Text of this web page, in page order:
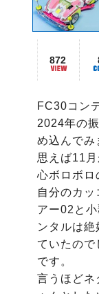
872
FC30コン
2024年の
め込んでみ
思えば11
心ボロボロ
自分のカ
アー02と
ンタルは
ていたので
です。
言うほどネ